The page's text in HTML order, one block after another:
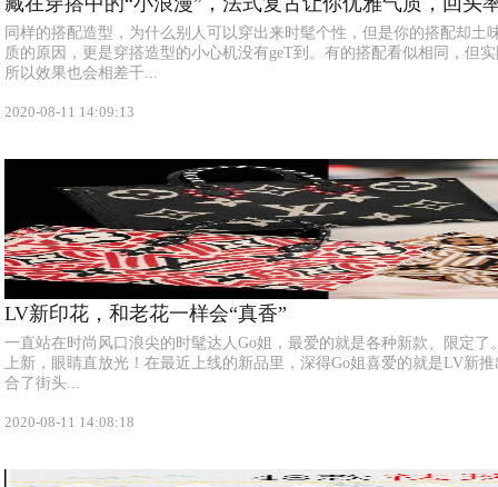
同样的搭配造型，为什么别人可以穿出来时髦个性，但是你的搭配却土
质的原因，更是穿搭造型的小心机没有geT到。有的搭配看似相同，但
所以效果也会相差千...
2020-08-11 14:09:13
LV新印花，和老花一样会“真香”
一直站在时尚风口浪尖的时髦达人Go姐，最爱的就是各种新款、限定
上新，眼睛直放光！在最近上线的新品里，深得Go姐喜爱的就是LV新
合了街头...
2020-08-11 14:08:18